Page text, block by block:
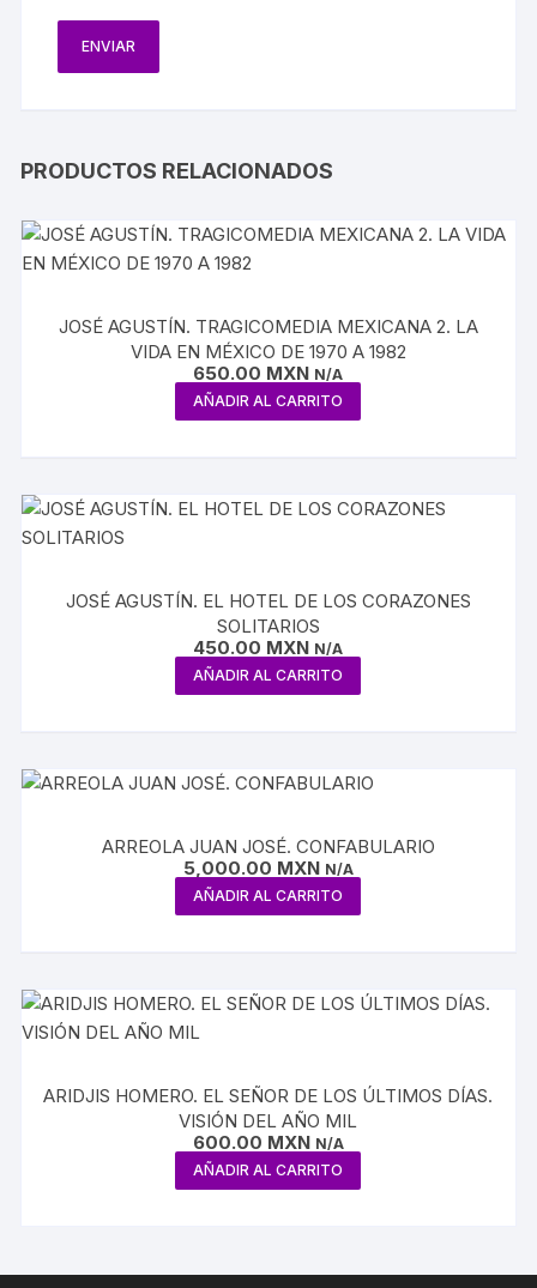
PRODUCTOS RELACIONADOS
JOSÉ AGUSTÍN. TRAGICOMEDIA MEXICANA 2. LA
VIDA EN MÉXICO DE 1970 A 1982
650.00 MXN N/A
AÑADIR AL CARRITO
JOSÉ AGUSTÍN. EL HOTEL DE LOS CORAZONES
SOLITARIOS
450.00 MXN N/A
AÑADIR AL CARRITO
ARREOLA JUAN JOSÉ. CONFABULARIO
5,000.00 MXN N/A
AÑADIR AL CARRITO
ARIDJIS HOMERO. EL SEÑOR DE LOS ÚLTIMOS DÍAS.
VISIÓN DEL AÑO MIL
600.00 MXN N/A
AÑADIR AL CARRITO